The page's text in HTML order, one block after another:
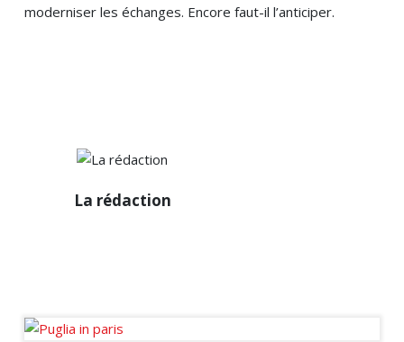
moderniser les échanges. Encore faut-il l’anticiper.
La rédaction
rédaction
l’international.